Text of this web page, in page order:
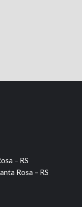
– RS
Rosa – RS